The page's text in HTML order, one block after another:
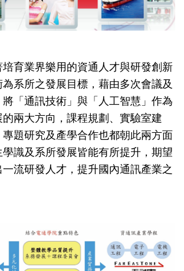
育業界樂用的資通人才與研發創新
系所之發展目標，藉由多次會議及
「通訊技術」與「人工智慧」作為
兩大方向，課程規劃、實驗室建
題研究及產學合作也都朝此兩方面
識及系所發展皆能有所提升，期望
流研發人才，提升國內通訊產業之